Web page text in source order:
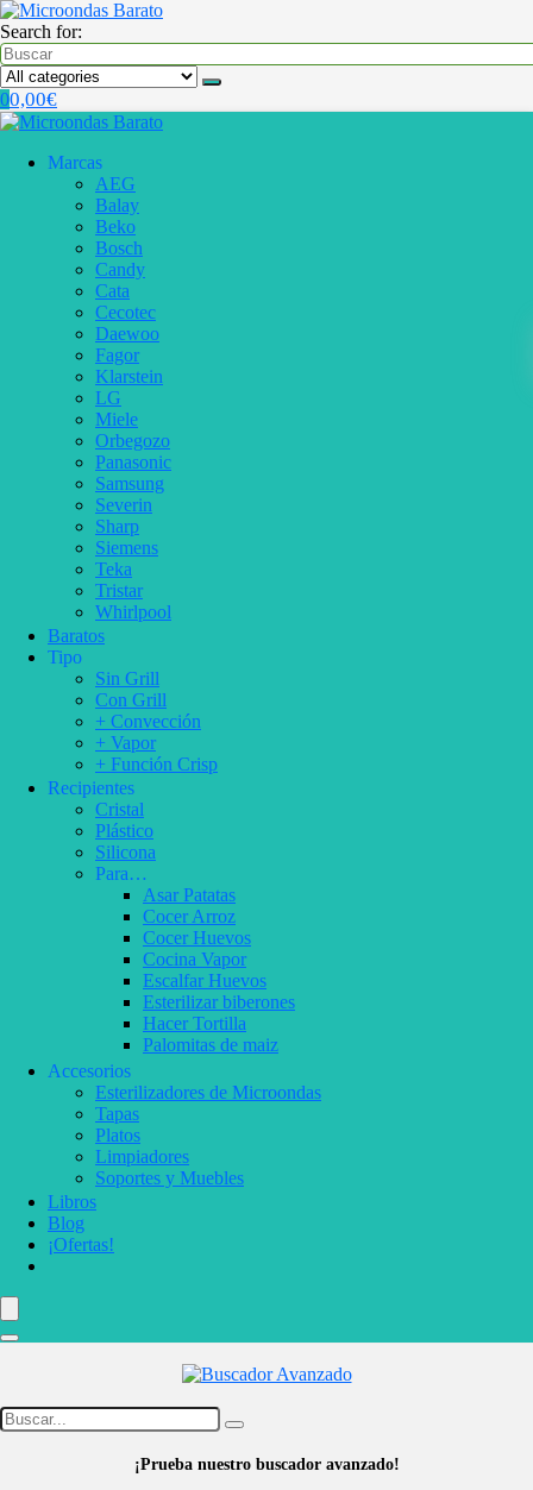
Search for:
00,00€
Marcas
AEG
Balay
Beko
Bosch
Candy
Cata
Cecotec
Daewoo
Fagor
Klarstein
LG
Miele
Orbegozo
Panasonic
Samsung
Severin
Sharp
Siemens
Teka
Tristar
Whirlpool
Baratos
Tipo
Sin Grill
Con Grill
+ Convección
+ Vapor
+ Función Crisp
Recipientes
Cristal
Plástico
Silicona
Para…
Asar Patatas
Cocer Arroz
Cocer Huevos
Cocina Vapor
Escalfar Huevos
Esterilizar biberones
Hacer Tortilla
Palomitas de maiz
Accesorios
Esterilizadores de Microondas
Tapas
Platos
Limpiadores
Soportes y Muebles
Libros
Blog
¡Ofertas!
¡Prueba nuestro buscador avanzado!